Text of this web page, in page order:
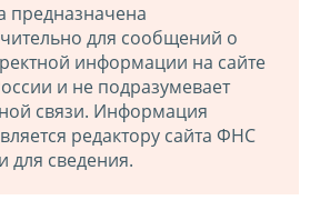
предназначена
для сообщений о
информации на сайте
и не подразумевает
связи. Информация
редактору сайта ФНС
для сведения.